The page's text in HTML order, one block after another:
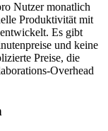
Nutzer monatlich
Produktivität mit
entwickelt. Es gibt
und keine
Preise, die
Overhead